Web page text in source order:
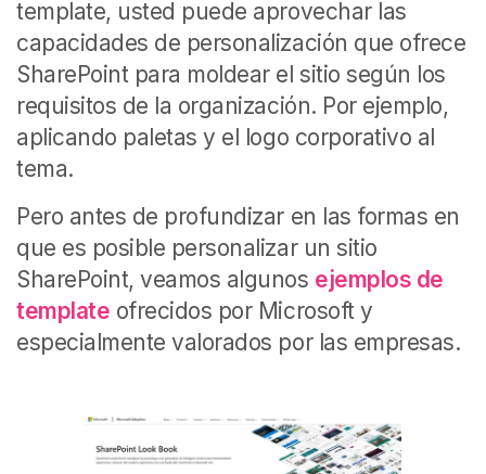
template, usted puede aprovechar las
capacidades de personalización que ofrece
SharePoint para moldear el sitio según los
requisitos de la organización. Por ejemplo,
aplicando paletas y el logo corporativo al
tema.
Pero antes de profundizar en las formas en
que es posible personalizar un sitio
SharePoint, veamos algunos ejemplos de
template ofrecidos por Microsoft y
especialmente valorados por las empresas.